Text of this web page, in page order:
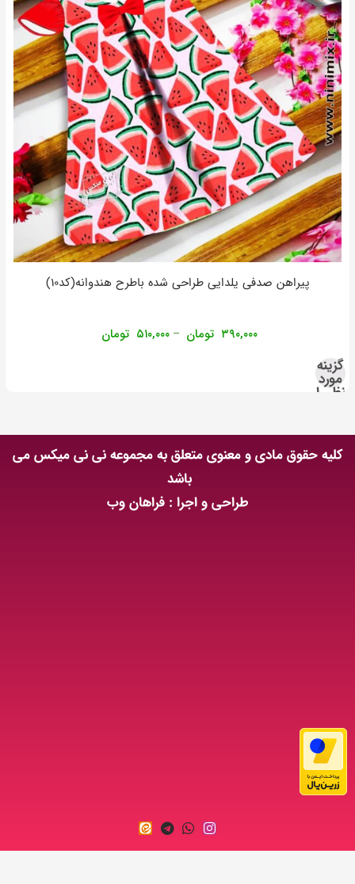
پیراهن صدفی یلدایی طراحی شده باطرح هندوانه(کد۱۰)
۳۹۰,۰۰۰ تومان – ۵۱۰,۰۰۰ تومان
گزینه
مورد
نظر را
کلیه حقوق مادی و معنوی متعلق به مجموعه نی نی میکس می
باشد
طراحی و اجرا : فراهان وب